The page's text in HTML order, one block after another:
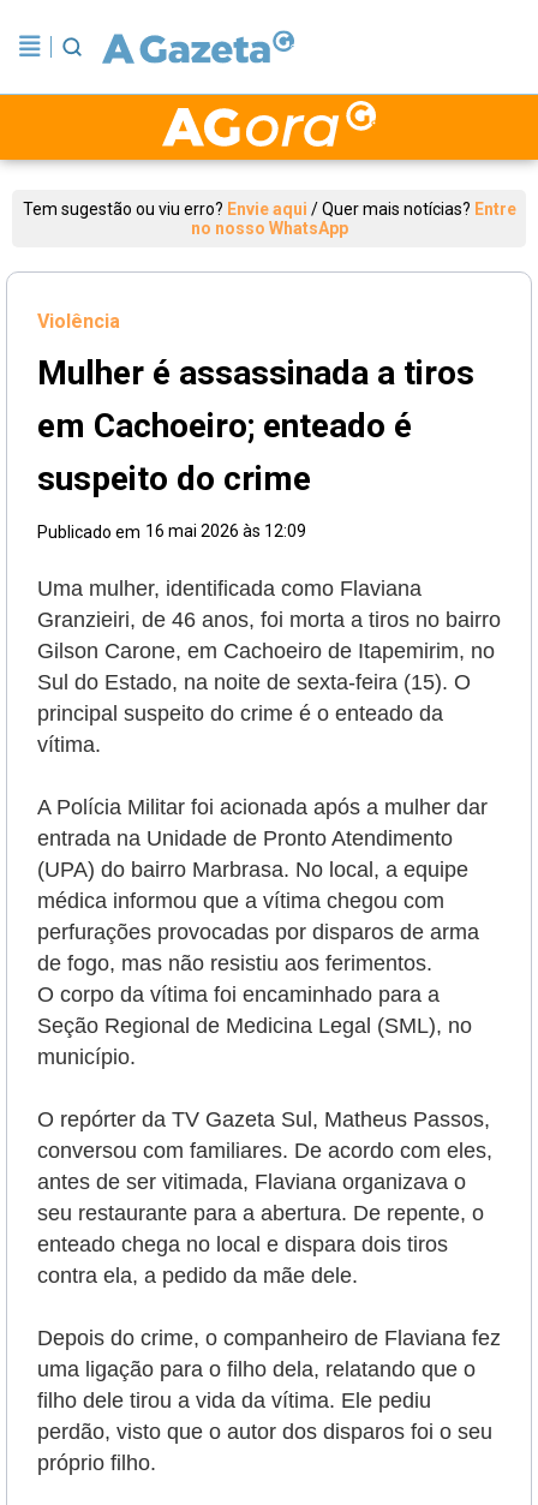
Tem sugestão ou viu erro? Envie aqui /Quer mais notícias? Entre
no nosso WhatsApp
Violência
Mulher é assassinada a tiros
em Cachoeiro; enteado é
suspeito do crime
Publicado em 16 mai 2026 às 12:09
Uma mulher, identificada como Flaviana
Granzieiri, de 46 anos, foi morta a tiros no bairro
Gilson Carone, em Cachoeiro de Itapemirim, no
Sul do Estado, na noite de sexta-feira (15). O
principal suspeito do crime é o enteado da
vítima.
A Polícia Militar foi acionada após a mulher dar
entrada na Unidade de Pronto Atendimento
(UPA) do bairro Marbrasa. No local, a equipe
médica informou que a vítima chegou com
perfurações provocadas por disparos de arma
de fogo, mas não resistiu aos ferimentos.
O corpo da vítima foi encaminhado para a
Seção Regional de Medicina Legal (SML), no
município.
O repórter da TV Gazeta Sul, Matheus Passos,
conversou com familiares. De acordo com eles,
antes de ser vitimada, Flaviana organizava o
seu restaurante para a abertura. De repente, o
enteado chega no local e dispara dois tiros
contra ela, a pedido da mãe dele.
Depois do crime, o companheiro de Flaviana fez
uma ligação para o filho dela, relatando que o
filho dele tirou a vida da vítima. Ele pediu
perdão, visto que o autor dos disparos foi o seu
próprio filho.